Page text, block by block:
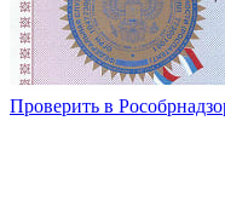
Проверить в